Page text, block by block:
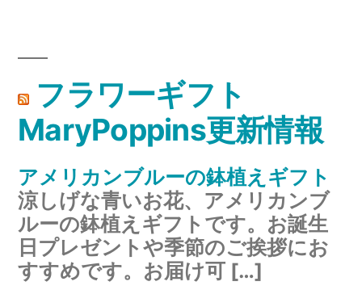
フラワーギフト
MaryPoppins更新情報
アメリカンブルーの鉢植えギフト
涼しげな青いお花、アメリカンブ
ルーの鉢植えギフトです。お誕生
日プレゼントや季節のご挨拶にお
すすめです。お届け可 […]